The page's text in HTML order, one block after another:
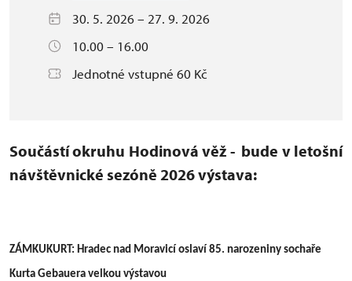
30. 5. 2026 – 27. 9. 2026
10.00 – 16.00
Jednotné vstupné 60 Kč
Součástí okruhu Hodinová věž - bude v letošní
návštěvnické sezóně 2026 výstava:
ZÁMKUKURT: Hradec nad Moravicí oslaví 85. narozeniny sochaře
Kurta Gebauera velkou výstavou